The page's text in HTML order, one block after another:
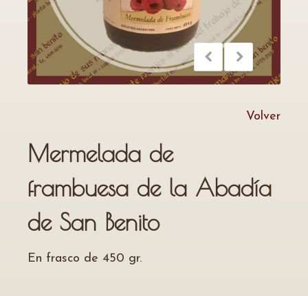
Volver
Mermelada de
frambuesa de la Abadía
de San Benito
En frasco de 450 gr.